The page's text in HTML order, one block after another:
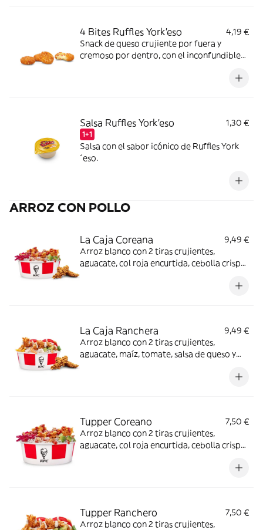
4 Bites Ruffles York'eso
4,19 €
Snack de queso crujiente por fuera y
cremoso por dentro, con el inconfundible
Salsa Ruffles York'eso
1+1
1,30 €
Salsa con el sabor icónico de Ruffles York
´eso.
ARROZ CON POLLO
La Caja Coreana
9,49 €
Arroz blanco con 2 tiras crujientes,
aguacate, col roja encurtida, cebolla crispy
La Caja Ranchera
9,49 €
Arroz blanco con 2 tiras crujientes,
aguacate, maíz, tomate, salsa de queso y
Tupper Coreano
7,50 €
Arroz blanco con 2 tiras crujientes,
aguacate, col roja encurtida, cebolla crispy
Tupper Ranchero
7,50 €
Arroz blanco con 2 tiras crujientes,